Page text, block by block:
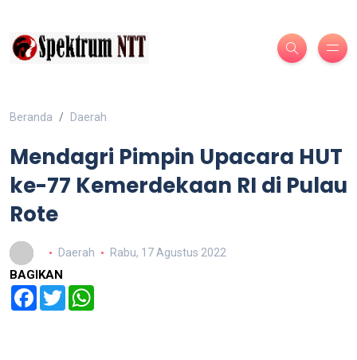
Beranda Daerah
Mendagri Pimpin Upacara HUT
ke-77 Kemerdekaan RI di Pulau
Rote
Daerah Rabu, 17 Agustus 2022
BAGIKAN
Facebook
Twitter